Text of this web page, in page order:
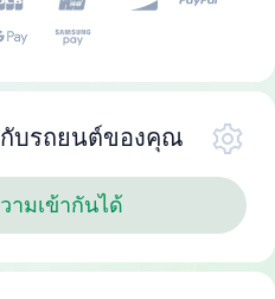
บรถยนต์ของคุณ
ามเข้ากันได้